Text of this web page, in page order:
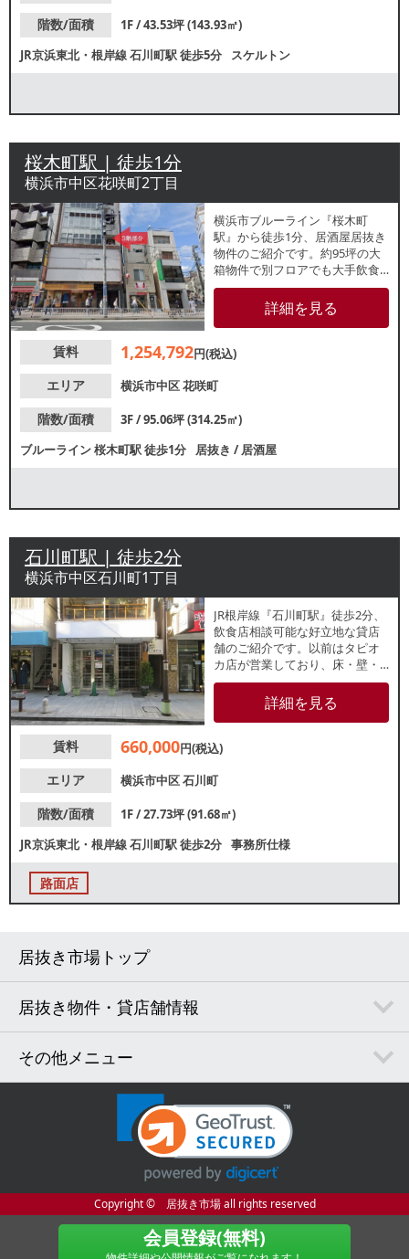
階数/面積
1F / 43.53坪 (143.93㎡)
JR京浜東北・根岸線石川町駅徒歩5分 スケルトン
桜木町駅 | 徒歩1分
横浜市中区花咲町2丁目
横浜市ブルーライン『桜木町
駅』から徒歩1分、居酒屋居抜き
物件のご紹介です。約95坪の大
箱物件で別フロアでも大手飲食
店が盛業中！駅前商店街が近
く、平日休日問わず集客が見込
めます。諸条件等、お気軽にお
詳細を見る
賃料 1,254,792円(税込)
エリア
横浜市中区花咲町
階数/面積
3F / 95.06坪 (314.25㎡)
ブルーライン桜木町駅徒歩1分 居抜き /居酒屋
石川町駅 | 徒歩2分
横浜市中区石川町1丁目
JR根岸線『石川町駅』徒歩2分、
飲食店相談可能な好立地な貸店
舗のご紹介です。以前はタピオ
カ店が営業しており、床・壁・
天井やエアコンが残っておりま
す。メインストリート沿いで人
通り多く集客が見込めます。近
ウト需要も期待できます！業種
詳細を見る
賃料 660,000円(税込)
エリア
横浜市中区石川町
階数/面積
1F / 27.73坪 (91.68㎡)
JR京浜東北・根岸線石川町駅徒歩2分 事務所仕様
路面店
居抜き市場トップ
居抜き物件・貸店舗情報
その他メニュー
Copyright © 居抜き市場 all rights reserved
会員登録(無料)